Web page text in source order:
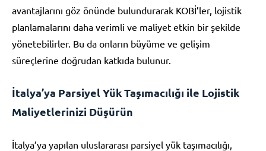
avantajlarını göz önünde bulundurarak KOBİ’ler, lojistik
planlamalarını daha verimli ve maliyet etkin bir şekilde
yönetebilirler. Bu da onların büyüme ve gelişim
süreçlerine doğrudan katkıda bulunur.
İtalya’ya Parsiyel Yük Taşımacılığı ile Lojistik
Maliyetlerinizi Düşürün
İtalya’ya yapılan uluslararası parsiyel yük taşımacılığı,